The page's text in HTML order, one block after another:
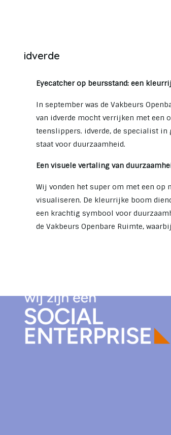
idverde
Eyecatcher op beursstand: een
In september was de Vakbeurs
van idverde mocht verrijken met een
teenslippers. idverde, de specialist in
staat voor duurzaamheid.
Een visuele vertaling van
Wij vonden het super om met een op
visualiseren. De kleurrijke boom
een krachtig symbool voor
de Vakbeurs Openbare Ruimte,